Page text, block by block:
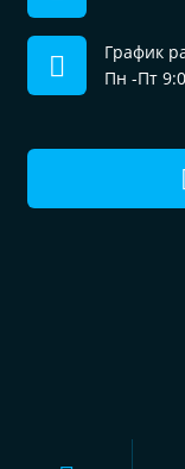
График
Пн -Пт